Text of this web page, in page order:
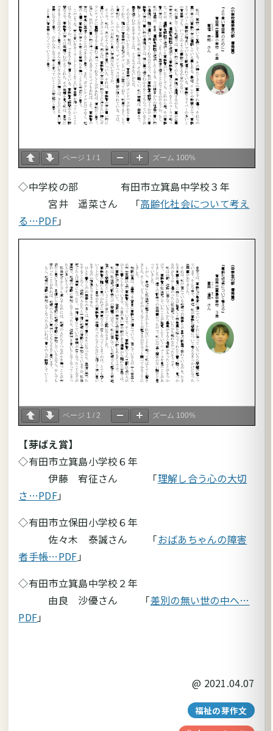
ページ 1 / 1 ズーム 100%
◇中学校の部 有田市立箕島中学校３年
宮井 遥菜さん 「高齢化社会について考え
る…PDF」
ページ 1 /2 ズーム 100%
【芽ばえ賞】
◇有田市立箕島小学校６年
伊藤 宥征さん 「理解し合う心の大切
さ…PDF」
◇有田市立保田小学校６年
佐々木 泰誠さん 「おばあちゃんの障害
者手帳…PDF」
◇有田市立箕島中学校２年
由良 沙優さん 「差別の無い世の中へ…
PDF」
@ 2021.04.07
福祉の芽作文